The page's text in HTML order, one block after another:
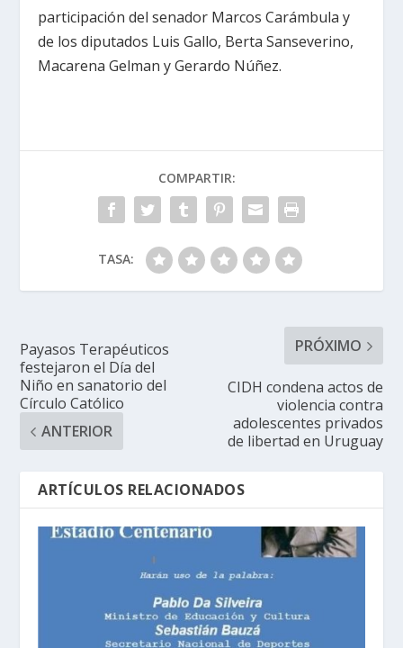
participación del senador Marcos Carámbula y
de los diputados Luis Gallo, Berta Sanseverino,
Macarena Gelman y Gerardo Núñez.
COMPARTIR:
TASA:
Payasos Terapéuticos
festejaron el Día del
Niño en sanatorio del
Círculo Católico
ANTERIOR
PRÓXIMO
CIDH condena actos de
violencia contra
adolescentes privados
de libertad en Uruguay
ARTÍCULOS RELACIONADOS